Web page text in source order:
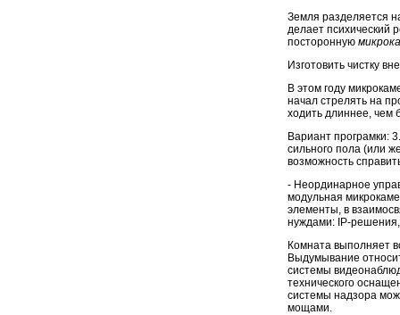
Земля разделяется
делает психический
посторонную
Изготовить чистку
В этом году
начал стрелять на
ходить длиннее, чем
Вариант програмки:
сильного пола (или
возможность
- Неординарное
модульная
элементы, в
нуждами: IP-
Комната выполняет
Выдумывание
системы
технического
системы надзора
мощами.